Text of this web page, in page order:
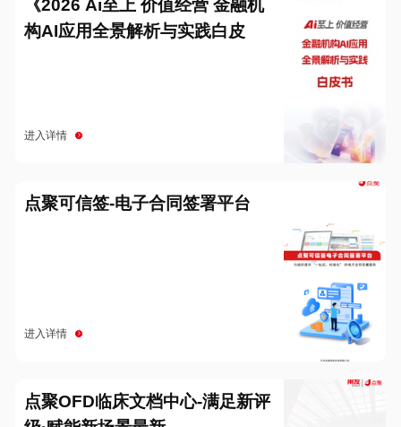
《2026 Ai至上 价值经营 金融机
构AI应用全景解析与实践白皮
进入详情
点聚可信签-电子合同签署平台
进入详情
点聚OFD临床文档中心-满足新评